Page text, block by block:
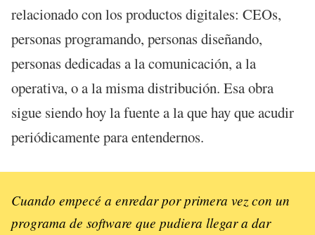
relacionado con los productos digitales: CEOs,
personas programando, personas diseñando,
personas dedicadas a la comunicación, a la
operativa, o a la misma distribución. Esa obra
sigue siendo hoy la fuente a la que hay que acudir
periódicamente para entendernos.
Cuando empecé a enredar por primera vez con un
programa de software que pudiera llegar a dar